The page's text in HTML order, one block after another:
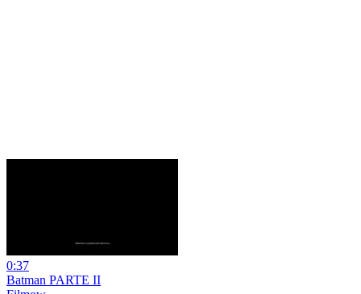
0:37
Batman PARTE II